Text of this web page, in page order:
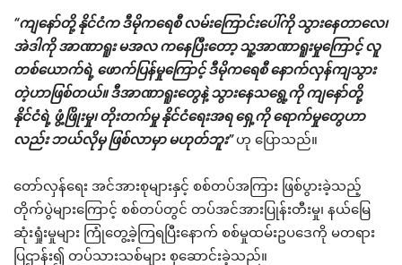
“ကျနော်တို့ နိုင်ငံက ဒီမိုကရေစီ လမ်းကြောင်းပေါ်ကို သွားနေတာလေ၊
အဲဒါကို အာဏာရူး မအလ ကနေပြီးတော့ သူ့အာဏာရူးမှုကြောင့် လူ
တစ်ယောက်ရဲ့ ဖောက်ပြန်မှုကြောင့် ဒီမိုကရေစီ နောက်လှန်ကျသွား
တဲ့ဟာဖြစ်တယ်။ ဒီအာဏာရူးတွေနဲ့ သွားနေသရွေ့ကို ကျနော်တို့
နိုင်ငံရဲ့ ဖွံ့ဖြိုးမှု၊ တိုးတက်မှု နိုင်ငံရေးအရ ရှေ့ကို ရောက်မှုတွေဟာ
လည်း ဘယ်လိုမှ ဖြစ်လာမှာ မဟုတ်ဘူး”ဟု ပြောသည်။
တော်လှန်ရေး အင်အားစုများနှင့် စစ်တပ်အကြား ဖြစ်ပွားခဲ့သည့်
တိုက်ပွဲများကြောင့် စစ်တပ်တွင် တပ်အင်အားပြုန်းတီးမှု၊ နယ်မြေ
ဆုံးရှုံးမှုများ ကြုံတွေ့ခဲ့ကြရပြီးနောက် စစ်မှုထမ်းဥပဒေကို မတရား
ပြဌာန်း၍ တပ်သားသစ်များ စုဆောင်းခဲ့သည်။